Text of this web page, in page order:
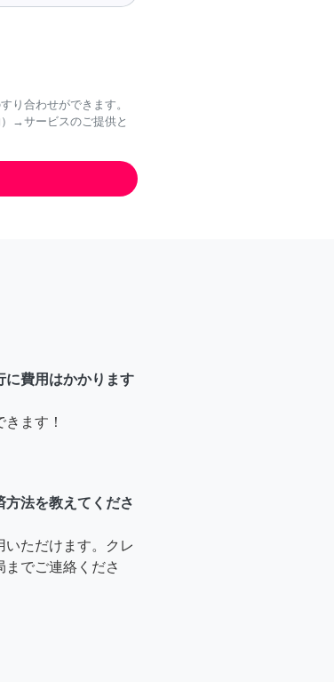
り合わせができます。
→サービスのご提供と
に費用はかかります
ます！
法を教えてくださ
いただけます。クレ
でご連絡くださ